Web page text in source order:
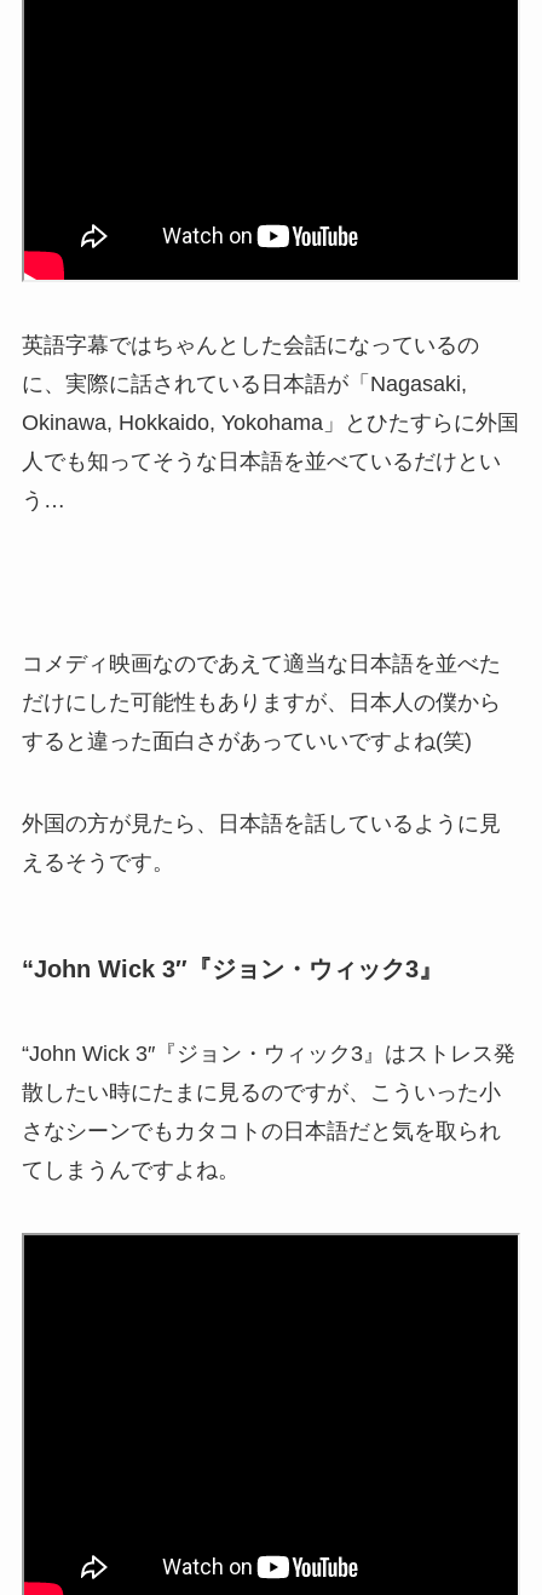
英語字幕ではちゃんとした会話になっているの
に、実際に話されている日本語が「Nagasaki,
Okinawa, Hokkaido, Yokohama」とひたすらに外国
人でも知ってそうな日本語を並べているだけとい
う…
コメディ映画なのであえて適当な日本語を並べた
だけにした可能性もありますが、日本人の僕から
すると違った面白さがあっていいですよね(笑)
外国の方が見たら、日本語を話しているように見
えるそうです。
“John Wick 3″『ジョン・ウィック3』
“John Wick 3″『ジョン・ウィック3』はストレス発
散したい時にたまに見るのですが、こういった小
さなシーンでもカタコトの日本語だと気を取られ
てしまうんですよね。